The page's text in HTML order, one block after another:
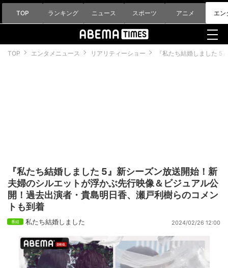
TOP ランキング ニュース スポーツ アニメ エン
TOP エンタメニュース リアリティーショー 『私たち結婚しました
『私たち結婚しました 5』新シーズン放送開始！新
夫婦のシルエットが浮かぶ先行映像＆ビジュアル公
開！過去出演者・貴島明日香、瀬戸利樹らのコメン
トも到着
私たち結婚しました 2024/02/26 12:00